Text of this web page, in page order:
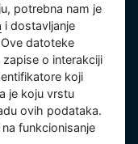
sudu u Pragu,
potrebna nam je
i dostavljanje
datoteke
o interakciji
koji
je koju vrstu
ovih podataka.
funkcionisanje